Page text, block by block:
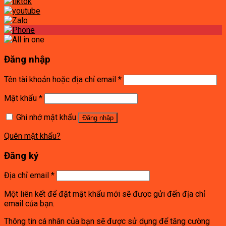
Đăng nhập
Tên tài khoản hoặc địa chỉ email *
Mật khẩu *
Ghi nhớ mật khẩu
Đăng nhập
Quên mật khẩu?
Đăng ký
Địa chỉ email *
Một liên kết để đặt mật khẩu mới sẽ được gửi đến địa chỉ
email của bạn.
Thông tin cá nhân của bạn sẽ được sử dụng để tăng cường